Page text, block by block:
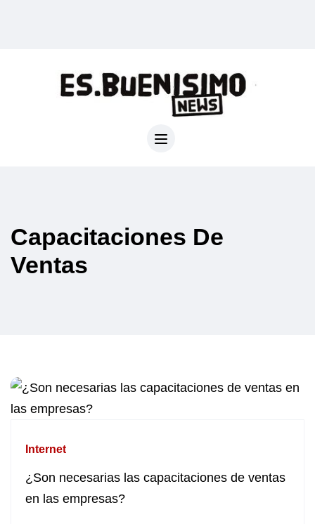
Capacitaciones De
Ventas
Internet
¿Son necesarias las capacitaciones de ventas
en las empresas?